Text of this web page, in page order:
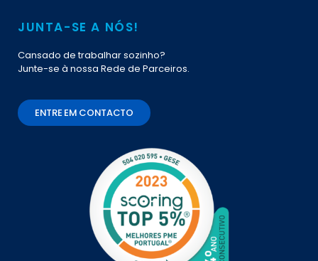
JUNTA-SE A NÓS!
Cansado de trabalhar sozinho?
Junte-se à nossa Rede de Parceiros.
ENTRE EM CONTACTO